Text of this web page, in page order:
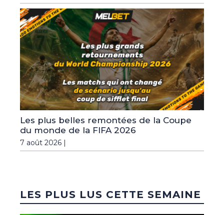
Les plus belles remontées de la Coupe
du monde de la FIFA 2026
7 août 2026 |
LES PLUS LUS CETTE SEMAINE